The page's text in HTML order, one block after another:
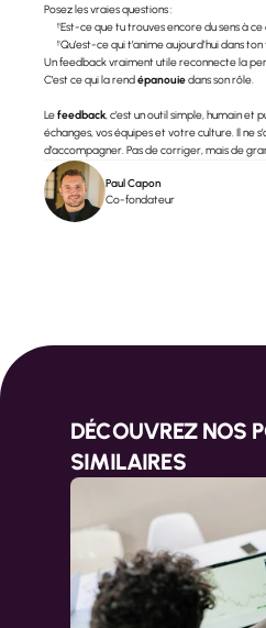
Posez les vraies questions :
"Est-ce que tu trouves encore du sens à ce
"Qu’est-ce qui t’anime aujourd’hui dans
Un feedback vraiment utile reconnecte la
C’est ce qui la rend épanouie dans son rôle.
Le feedback, c’est un outil simple, humain et
échanges, vos équipes et votre culture. Il ne
d’accompagner. Pas de corriger, mais de
Paul Capon
Co-fondateur
DÉCOUVREZ NOS
SIMILAIRES